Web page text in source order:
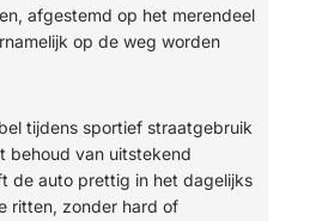
afgestemd op het merendeel
op de weg worden
tijdens sportief straatgebruik
behoud van uitstekend
de auto prettig in het dagelijks
ritten, zonder hard of